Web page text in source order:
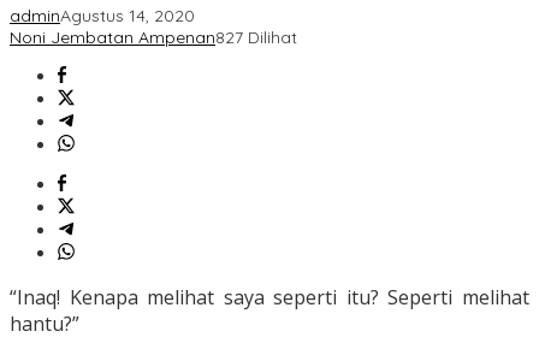
adminAgustus 14, 2020
Noni Jembatan Ampenan827 Dilihat
“Inaq! Kenapa melihat saya seperti itu? Seperti melihat
hantu?”